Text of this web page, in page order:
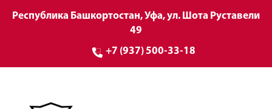
Республика Башкортостан, Уфа, ул. Шота Руставели
49
+7 (937) 500-33-18